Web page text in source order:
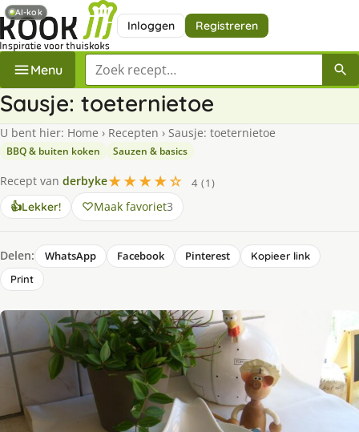
Inloggen Registreren
Menu Zoek een recept
Sausje: toeternietoe
U bent hier: Home › Recepten › Sausje: toeternietoe
BBQ & buiten koken Sauzen & basics
Recept van derbyke★★★★☆
4 (1)
👍Lekker! Maak favoriet3
Delen: WhatsApp Facebook Pinterest
Kopieer link
Print
AI-kok